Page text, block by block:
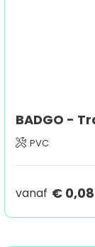
BADGO -
PVC
vanaf € 0,08